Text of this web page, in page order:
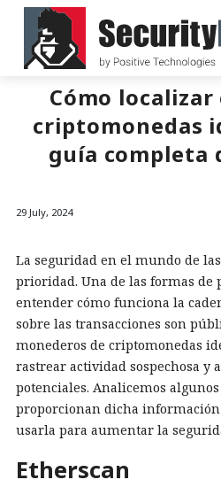
Cómo
criptomonedas
guía completa
29 July, 2024
La seguridad en el mundo de
prioridad. Una de las formas de
entender cómo funciona la
sobre las transacciones son
monederos de criptomonedas
rastrear actividad sospechosa y
potenciales. Analicemos
proporcionan dicha
usarla para aumentar la
Etherscan